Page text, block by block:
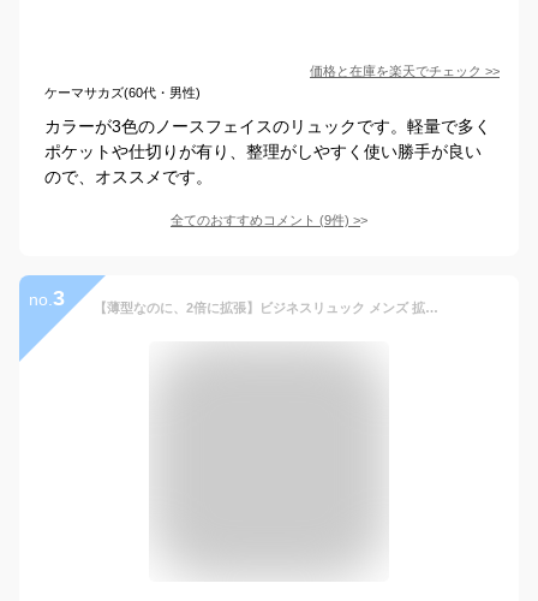
価格と在庫を楽天でチェック >>
ケーマサカズ(60代・男性)
カラーが3色のノースフェイスのリュックです。軽量で多く
ポケットや仕切りが有り、整理がしやすく使い勝手が良い
ので、オススメです。
全てのおすすめコメント (9件) >
no. 3 【薄型なのに、2倍に拡張】ビジネスリュック メンズ 拡張機能 薄型 大容量 7L→15L PCリュック 15.6インチ対応 A4対応 撥水 多収納 多ポケット キャリーオン 軽量 多収納 通勤 出張 YKKファスナー 高耐久 バックパック Zepirion Expack